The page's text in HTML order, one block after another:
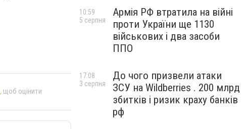
, щоб оцінити
Армія РФ втратила на війні
проти України ще 1130
військових і два засоби
ППО
10:59
5 серпня
До чого призвели атаки
ЗСУ на Wildberries . 200 млрд
збитків і ризик краху банків
рф
17:08
3 серпня